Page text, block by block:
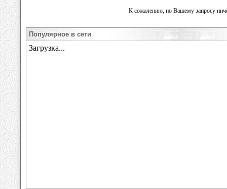
К сожалению, по Вашему запросу
Популярное в сети